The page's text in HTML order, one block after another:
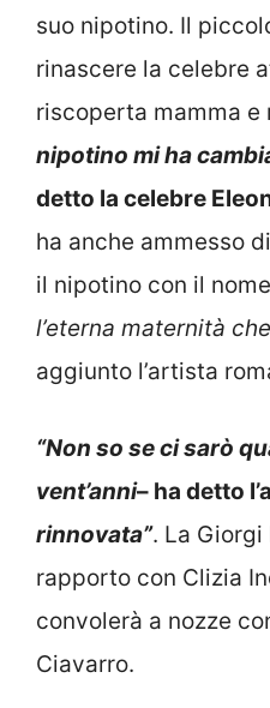
suo nipotino. Il
rinascere la celebre
riscoperta mamma e
nipotino mi ha
detto la celebre
ha anche ammesso
il nipotino con il
l’eterna maternità
aggiunto l’artista
“Non so se ci sarò
vent’anni– ha detto
rinnovata”. La
rapporto con Clizia
convolerà a nozze
Ciavarro.